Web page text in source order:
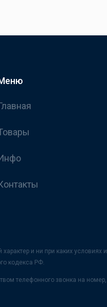
и ни при каких
кодекса РФ.
телефонного звонка на